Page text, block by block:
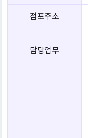
점포주소
담당업무